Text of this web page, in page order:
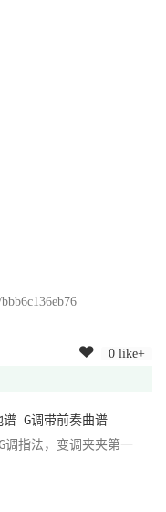
0 like+
G调带前奏曲谱
调指法，变调夹夹第一